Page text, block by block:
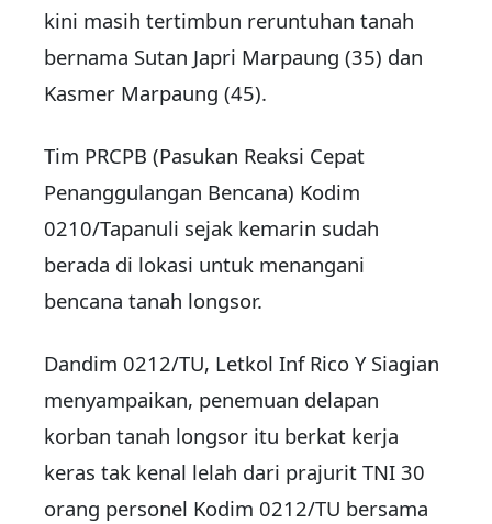
kini masih tertimbun reruntuhan tanah
bernama Sutan Japri Marpaung (35) dan
Kasmer Marpaung (45).
Tim PRCPB (Pasukan Reaksi Cepat
Penanggulangan Bencana) Kodim
0210/Tapanuli sejak kemarin sudah
berada di lokasi untuk menangani
bencana tanah longsor.
Dandim 0212/TU, Letkol Inf Rico Y Siagian
menyampaikan, penemuan delapan
korban tanah longsor itu berkat kerja
keras tak kenal lelah dari prajurit TNI 30
orang personel Kodim 0212/TU bersama